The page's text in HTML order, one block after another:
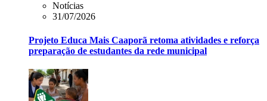
Notícias
31/07/2026
Projeto Educa Mais Caaporã retoma atividades e reforça
preparação de estudantes da rede municipal